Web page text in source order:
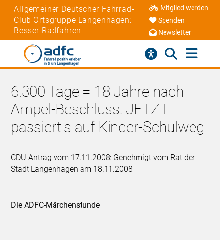
Allgemeiner Deutscher Fahrrad-
Club Ortsgruppe Langenhagen:
Besser Radfahren
Mitglied werden
Spenden
Newsletter
6.300 Tage = 18 Jahre nach
Ampel-Beschluss: JETZT
passiert's auf Kinder-Schulweg
CDU-Antrag vom 17.11.2008: Genehmigt vom Rat der
Stadt Langenhagen am 18.11.2008
Die ADFC-Märchenstunde